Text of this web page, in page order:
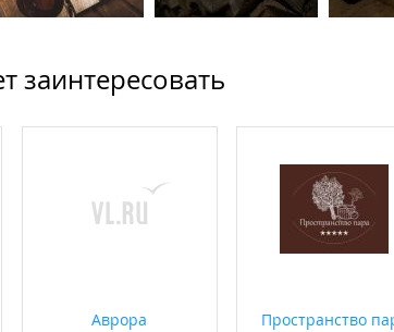
заинтересовать
Аврора Пространство